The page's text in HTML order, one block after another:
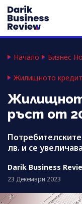
Начало Бизнес
Жилищното
ръст от
лв. и се
Darik Business
23 Декември 2023